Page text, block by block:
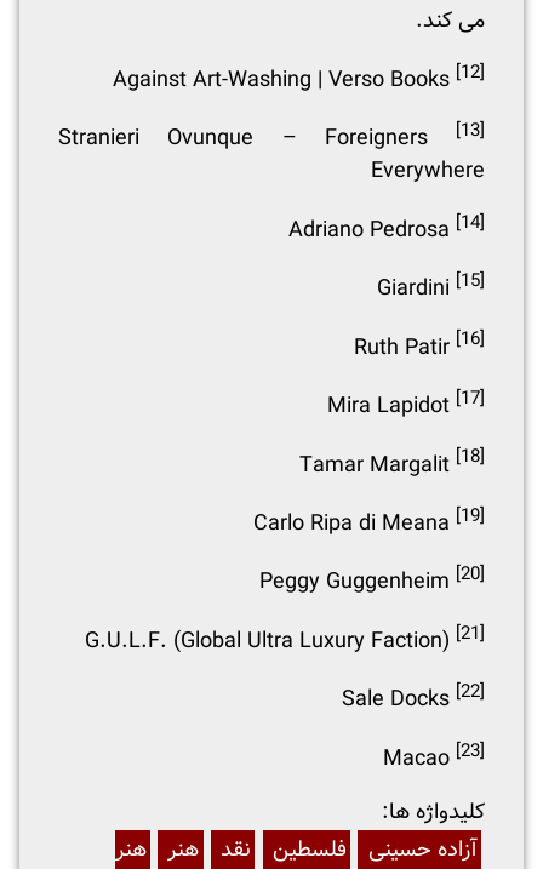
می کند.
[12]
Against Art-Washing | Verso Books
[13]
Stranieri Ovunque – Foreigners
Everywhere
[14]
[15]
[16]
[17]
[18]
[19]
[20]
[21]
[22]
[23]
:کلیدواژه ها
آزاده حسینی
فلسطین نقد هنر
هنر